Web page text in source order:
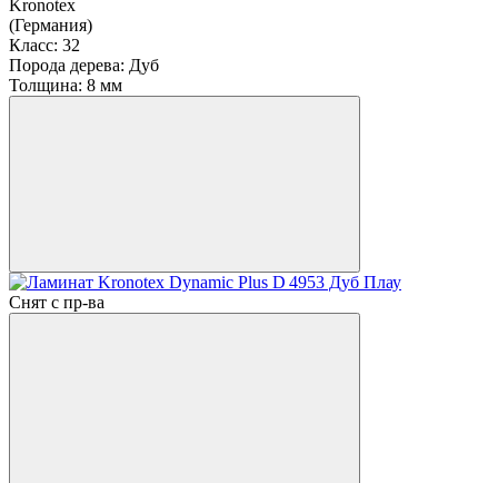
Kronotex
(Германия)
Класс: 32
Порода дерева: Дуб
Толщина: 8 мм
Снят с пр-ва